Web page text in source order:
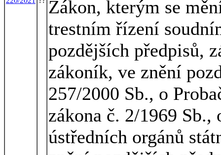
Zákon, kterým se
trestním řízení
pozdějších předpisů,
zákoník, ve znění
257/2000 Sb., o
zákona č. 2/1969
ústředních orgánů